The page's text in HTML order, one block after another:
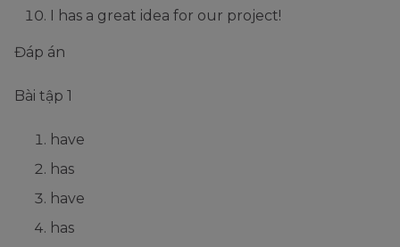
I has a great idea for our project!
Đáp án
Bài tập 1
have
has
have
has